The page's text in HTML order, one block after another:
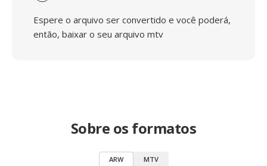
Espere o arquivo ser convertido e você poderá,
então, baixar o seu arquivo mtv
Sobre os formatos
ARW MTV